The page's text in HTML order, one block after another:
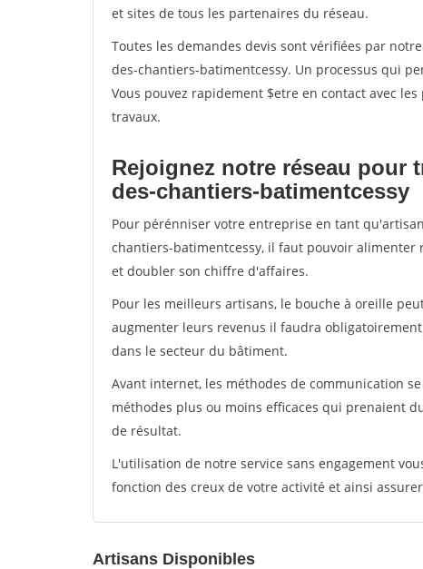
et sites de tous les partenaires du réseau.
Toutes les demandes devis sont vérifiées par
des-chantiers-batimentcessy. Un processus qui
Vous pouvez rapidement $etre en contact avec
travaux.
Rejoignez notre réseau pour
des-chantiers-batimentcessy
Pour pérénniser votre entreprise en tant
chantiers-batimentcessy, il faut pouvoir
et doubler son chiffre d'affaires.
Pour les meilleurs artisans, le bouche à oreille
augmenter leurs revenus il faudra
dans le secteur du bâtiment.
Avant internet, les méthodes de communication
méthodes plus ou moins efficaces qui prenaient
de résultat.
L'utilisation de notre service sans engagement
fonction des creux de votre activité et ainsi
Artisans Disponibles